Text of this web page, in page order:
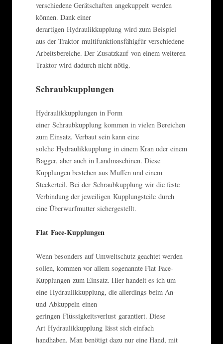
verschiedene Gerätschaften angekuppelt werden
können. Dank einer
derartigen Hydraulikkupplung wird zum Beispiel
aus der Traktor multifunktionsfähigfür verschiedene
Arbeitsbereiche. Der Zusatzkauf von einem weiteren
Traktor wird dadurch nicht nötig.
Schraubkupplungen
Hydraulikkupplungen in Form
einer Schraubkupplung kommen in vielen Bereichen
zum Einsatz. Verbaut sein kann eine
solche Hydraulikkupplung in einem Kran oder einem
Bagger, aber auch in Landmaschinen. Diese
Kupplungen bestehen aus Muffen und einem
Steckerteil. Bei der Schraubkupplung wir die feste
Verbindung der jeweiligen Kupplungsteile durch
eine Überwurfmutter sichergestellt.
Flat Face-Kupplungen
Wenn besonders auf Umweltschutz geachtet werden
sollen, kommen vor allem sogenannte Flat Face-
Kupplungen zum Einsatz. Hier handelt es ich um
eine Hydraulikkupplung, die allerdings beim An-
und Abkuppeln einen
geringen Flüssigkeitsverlust garantiert. Diese
Art Hydraulikkupplung lässt sich einfach
handhaben. Man benötigt dazu nur eine Hand, mit